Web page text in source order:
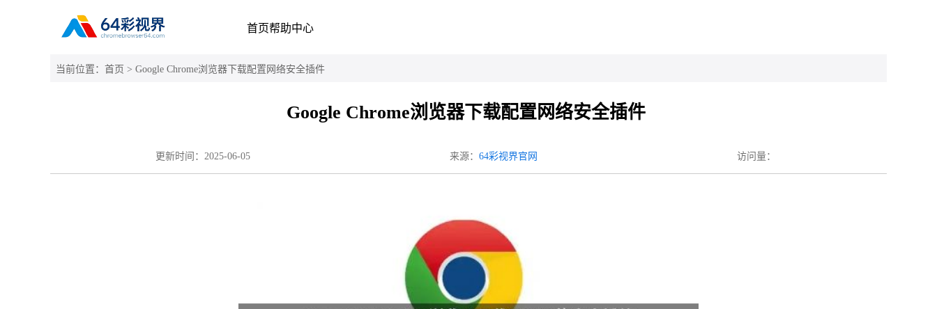
首页帮助中心
当前位置： 首页 > Google Chrome浏览器下载配置网络安全插件
Google Chrome浏览器下载配置网络安全插件
更新时间： 2025-06-05 来源： 64彩视界官网 访问量：